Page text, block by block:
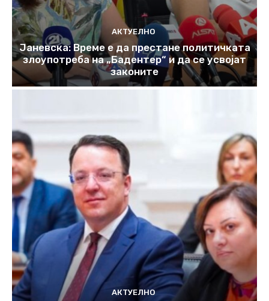
АКТУЕЛНО
Јаневска: Време е да престане политичката
злоупотреба на „Бадентер“ и да се усвојат
законите
АКТУЕЛНО